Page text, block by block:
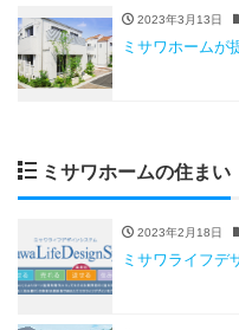
2023年3月13日
ミサワホームが
ミサワホームの住まい
2023年2月18日
ミサワライフデ